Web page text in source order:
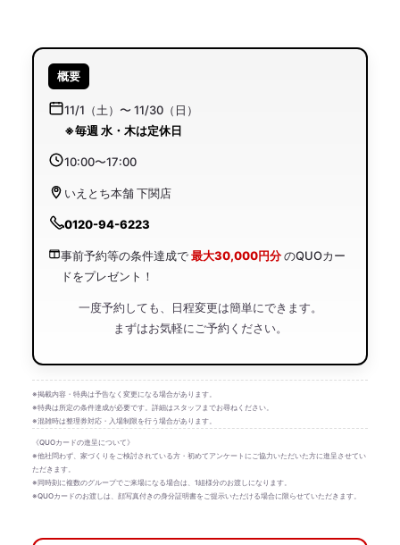
概要
11/1（土）〜 11/30（日）
※毎週 水・木は定休日
10:00〜17:00
いえとち本舗 下関店
0120-94-6223
事前予約等の条件達成で最大30,000円分のQUOカー
ドをプレゼント！
一度予約しても、日程変更は簡単にできます。
まずはお気軽にご予約ください。
※掲載内容・特典は予告なく変更になる場合があります。
※特典は所定の条件達成が必要です。詳細はスタッフまでお尋ねください。
※混雑時は整理券対応・入場制限を行う場合があります。
《QUOカードの進呈について》
※他社問わず、家づくりをご検討されている方・初めてアンケートにご協力いただいた方に進呈させてい
ただきます。
※同時刻に複数のグループでご来場になる場合は、1組様分のお渡しになります。
※QUOカードのお渡しは、顔写真付きの身分証明書をご提示いただける場合に限らせていただきます。